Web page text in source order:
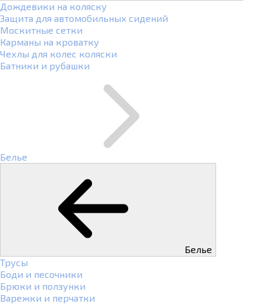
Дождевики на коляску
Защита для автомобильных сидений
Москитные сетки
Карманы на кроватку
Чехлы для колес коляски
Батники и рубашки
Белье
Белье
Трусы
Боди и песочники
Брюки и ползунки
Варежки и перчатки